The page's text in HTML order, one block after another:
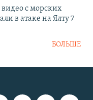
с морских
в атаке на Ялту 7
БОЛЬШЕ